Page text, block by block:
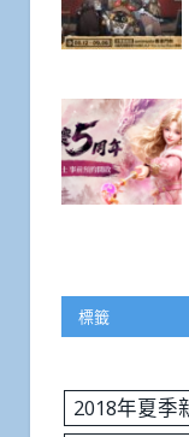
標籤
2018年夏季